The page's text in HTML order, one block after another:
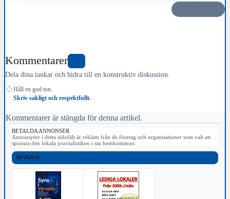
Kommentarer
Dela dina tankar och bidra till en konstruktiv diskussion.
♢ Håll en god ton.
Skriv sakligt och respektfullt.
Kommentarer är stängda för denna artikel.
BETALDA ANNONSER
Annonsytor i detta sidofält är reklam från de företag och organisationer som valt att
sponsra den lokala journalistiken i sin hemkommun.
DIVERSE